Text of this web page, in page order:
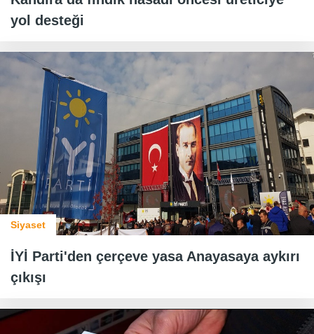
yol desteği
Siyaset
İYİ Parti'den çerçeve yasa Anayasaya aykırı
çıkışı